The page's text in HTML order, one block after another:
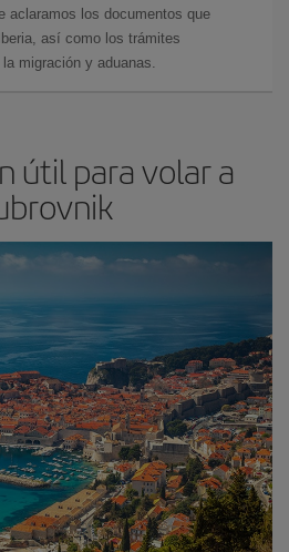
aclaramos los documentos que
así como los trámites
migración y aduanas.
útil para volar a